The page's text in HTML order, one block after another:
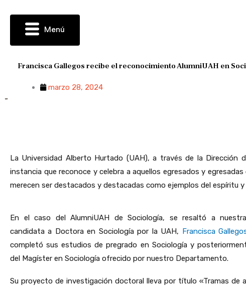
contenido
Menú
Francisca Gallegos recibe el reconocimiento AlumniUAH en
marzo 28, 2024
La Universidad Alberto Hurtado (UAH), a través de la Dirección
instancia que reconoce y celebra a aquellos egresados y
merecen ser destacados y destacadas como ejemplos del espíritu
En el caso del AlumniUAH de Sociología, se resaltó a
candidata a Doctora en Sociología por la UAH, Francisca
completó sus estudios de pregrado en Sociología y
del Magíster en Sociología ofrecido por nuestro Departamento.
Su proyecto de investigación doctoral lleva por título «Tramas de